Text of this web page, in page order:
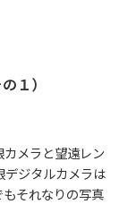
１）
メラと望遠レン
デジタルカメラは
それなりの写真